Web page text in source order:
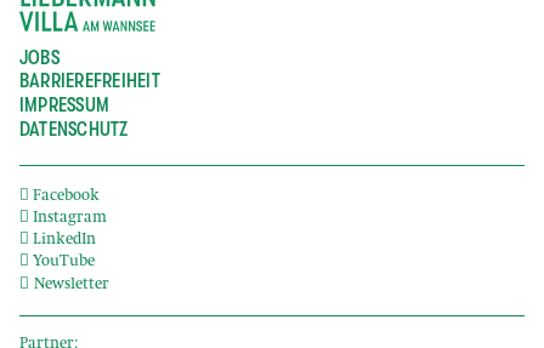
JOBS
BARRIEREFREIHEIT
IMPRESSUM
DATENSCHUTZ
Facebook
Instagram
LinkedIn
YouTube
Newsletter